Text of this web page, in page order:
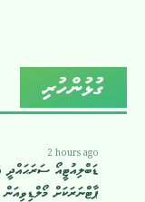
ގުޅުންހުރި
2 hours ago
ޑަބްލިއުޓީއޯ ސަރަޙައްދީ
ޕާޓްނަރަކަށް މޯލްޑިވިއަން